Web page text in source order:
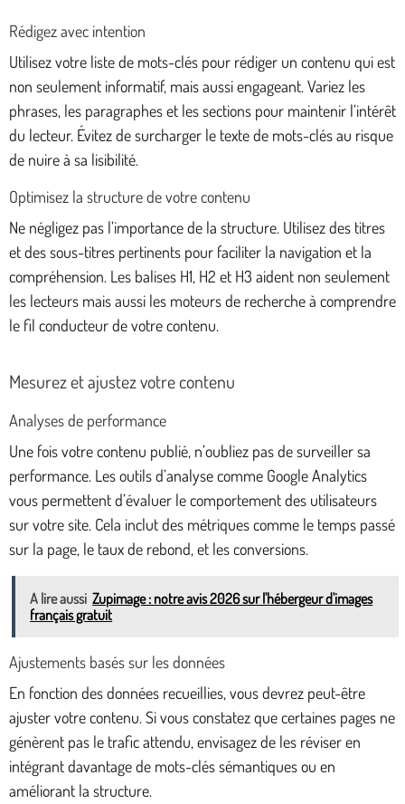
Rédigez avec intention
Utilisez votre liste de mots-clés pour rédiger un contenu qui est
non seulement informatif, mais aussi engageant. Variez les
phrases, les paragraphes et les sections pour maintenir l’intérêt
du lecteur. Évitez de surcharger le texte de mots-clés au risque
de nuire à sa lisibilité.
Optimisez la structure de votre contenu
Ne négligez pas l’importance de la structure. Utilisez des titres
et des sous-titres pertinents pour faciliter la navigation et la
compréhension. Les balises H1, H2 et H3 aident non seulement
les lecteurs mais aussi les moteurs de recherche à comprendre
le fil conducteur de votre contenu.
Mesurez et ajustez votre contenu
Analyses de performance
Une fois votre contenu publié, n’oubliez pas de surveiller sa
performance. Les outils d’analyse comme Google Analytics
vous permettent d’évaluer le comportement des utilisateurs
sur votre site. Cela inclut des métriques comme le temps passé
sur la page, le taux de rebond, et les conversions.
A lire aussi Zupimage : notre avis 2026 sur l'hébergeur d'images
français gratuit
Ajustements basés sur les données
En fonction des données recueillies, vous devrez peut-être
ajuster votre contenu. Si vous constatez que certaines pages ne
génèrent pas le trafic attendu, envisagez de les réviser en
intégrant davantage de mots-clés sémantiques ou en
améliorant la structure.